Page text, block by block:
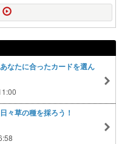
なたに合ったカードを選ん
々草の種を採ろう！